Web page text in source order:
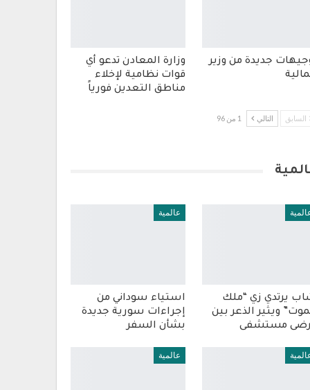
جديدة من وزير
وزارة المعادن تدعو أي
قوات نظامية لإخلاء
مناطق التعدين فورياً
السابق التالي 1 من 96
يرتدي زي “ملك
ويثير الذعر بين
مستشفى
عالمية
استياء سوداني من
إجراءات سورية جديدة
بشأن السفر
عالمية